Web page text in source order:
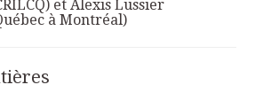
et Alexis Lussier
à Montréal)